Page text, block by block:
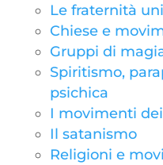
Le fraternità
Chiese e
Gruppi di
Spiritismo,
psichica
I movimenti
Il satanismo
Religioni e